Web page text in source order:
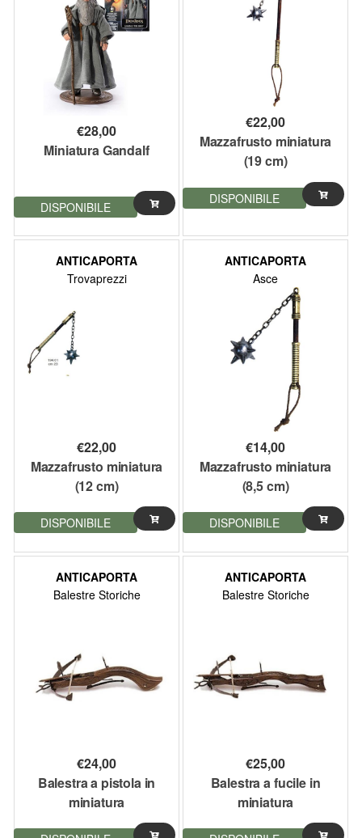
€28,00
Miniatura Gandalf
DISPONIBILE
€22,00
Mazzafrusto miniatura
(19 cm)
DISPONIBILE
ANTICAPORTA
Trovaprezzi
€22,00
Mazzafrusto miniatura
(12 cm)
DISPONIBILE
ANTICAPORTA
Asce
€14,00
Mazzafrusto miniatura
(8,5 cm)
DISPONIBILE
ANTICAPORTA
Balestre Storiche
€24,00
Balestra a pistola in
miniatura
ANTICAPORTA
Balestre Storiche
€25,00
Balestra a fucile in
miniatura